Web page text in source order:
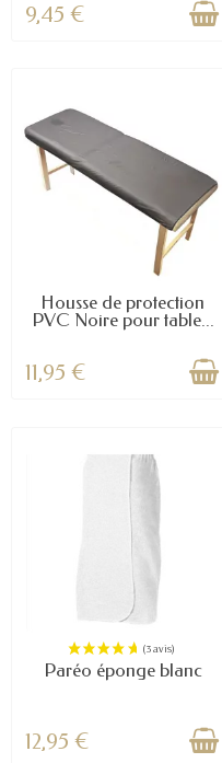
9,45 €
Housse de protection
PVC Noire pour table...
11,95 €
Paréo éponge blanc
12,95 €